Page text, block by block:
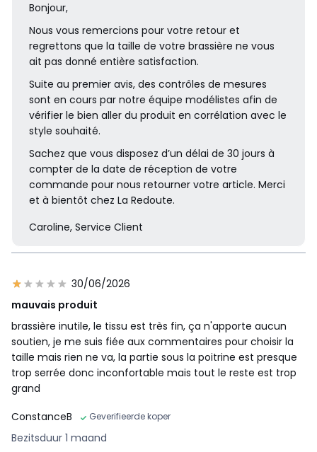
Bonjour,
Nous vous remercions pour votre retour et
regrettons que la taille de votre brassière ne vous
ait pas donné entière satisfaction.
Suite au premier avis, des contrôles de mesures
sont en cours par notre équipe modélistes afin de
vérifier le bien aller du produit en corrélation avec le
style souhaité.
Sachez que vous disposez d’un délai de 30 jours à
compter de la date de réception de votre
commande pour nous retourner votre article. Merci
et à bientôt chez La Redoute.
Caroline, Service Client
30/06/2026
mauvais produit
brassière inutile, le tissu est très fin, ça n'apporte aucun
soutien, je me suis fiée aux commentaires pour choisir la
taille mais rien ne va, la partie sous la poitrine est presque
trop serrée donc inconfortable mais tout le reste est trop
grand
ConstanceB
Geverifieerde koper
Bezitsduur 1 maand